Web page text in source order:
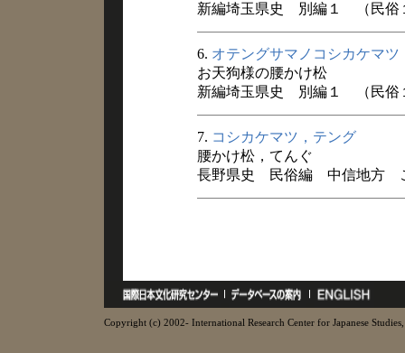
新編埼玉県史 別編１ （民俗
6. オテングサマノコシカケマツ
お天狗様の腰かけ松
新編埼玉県史 別編１ （民俗
7. コシカケマツ，テング
腰かけ松，てんぐ
長野県史 民俗編 中信地方 こ
Copyright (c) 2002- International Research Center for Japanese